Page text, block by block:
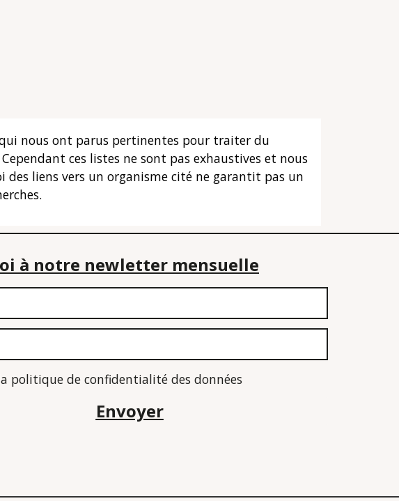
nous ont parus pertinentes pour traiter du
ces listes ne sont pas exhaustives et nous
des liens vers un organisme cité ne garantit pas un
à notre newletter mensuelle
politique de confidentialité des données
Envoyer